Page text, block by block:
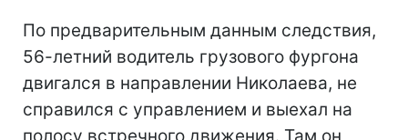
По предварительным данным следствия,
56-летний водитель грузового фургона
двигался в направлении Николаева, не
справился с управлением и выехал на